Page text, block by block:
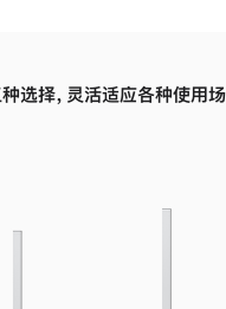
选择，灵活适应各种使用场